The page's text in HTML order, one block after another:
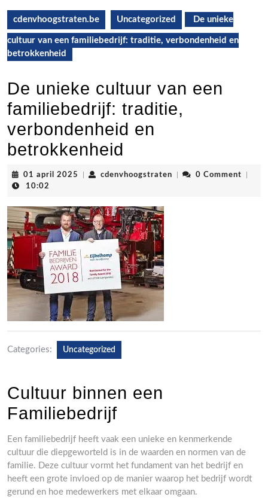
cdenvhoogstraten.be Uncategorized De unieke
cultuur van een familiebedrijf: traditie, verbondenheid en
betrokkenheid
De unieke cultuur van een
familiebedrijf: traditie,
verbondenheid en
betrokkenheid
01 april 2025 01
cdenvhoogstraten cdenvhoogstraten
0 Comment
10:02
Categories: Uncategorized
Cultuur binnen een
Familiebedrijf
Een familiebedrijf heeft vaak een unieke en kenmerkende
cultuur die diepgeworteld is in de waarden en normen van de
familie. Deze cultuur vormt het fundament van het bedrijf en
heeft een grote invloed op de manier waarop het bedrijf wordt
gerund en hoe medewerkers met elkaar omgaan.